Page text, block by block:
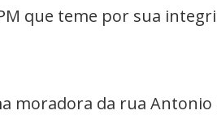
que teme por sua
moradora da rua